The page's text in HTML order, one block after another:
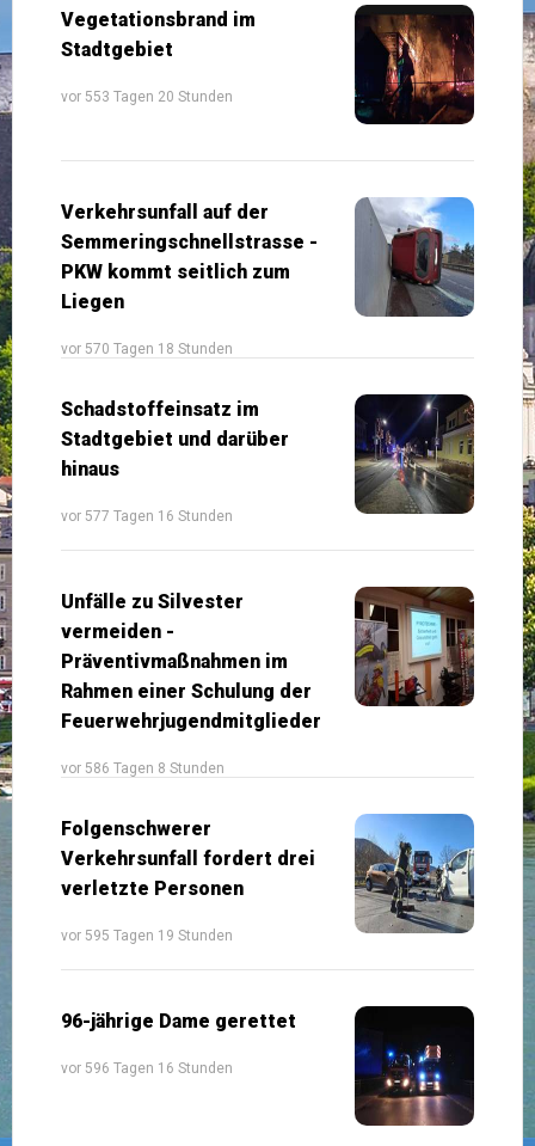
Vegetationsbrand im
Stadtgebiet
vor 553 Tagen 20 Stunden
Verkehrsunfall auf der
Semmeringschnellstrasse -
PKW kommt seitlich zum
Liegen
vor 570 Tagen 18 Stunden
Schadstoffeinsatz im
Stadtgebiet und darüber
hinaus
vor 577 Tagen 16 Stunden
Unfälle zu Silvester
vermeiden -
Präventivmaßnahmen im
Rahmen einer Schulung der
Feuerwehrjugendmitglieder
vor 586 Tagen 8 Stunden
Folgenschwerer
Verkehrsunfall fordert drei
verletzte Personen
vor 595 Tagen 19 Stunden
96-jährige Dame gerettet
vor 596 Tagen 16 Stunden